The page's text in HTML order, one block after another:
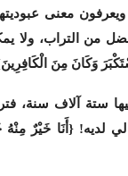
معنى
من التراب، ولا
وَكَانَ مِنَ
ستة آلاف سنة،
لديه! {أَنَا خَيْرٌ